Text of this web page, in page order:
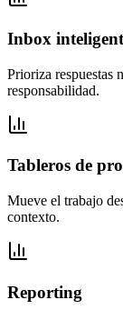
Inbox
Prioriza respuestas
responsabilidad.
Tableros de
Mueve el trabajo
contexto.
Reporting